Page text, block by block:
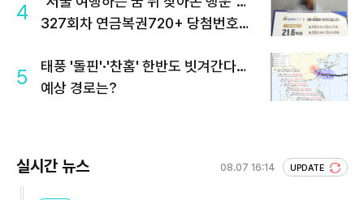
4
327회차 연금복권720+ 당첨번호조
5
태풍 '돌핀'·'찬홈' 한반도 빗겨간다…
예상 경로는?
실시간 뉴스 08.07 16:14 UPDATE